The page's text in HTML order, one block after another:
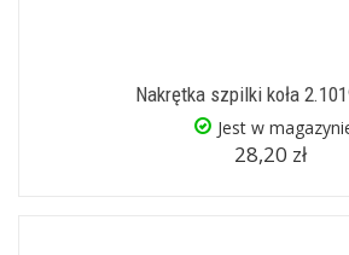
Nakrętka szpilki koła
Jest w
28,20 zł